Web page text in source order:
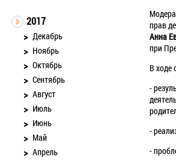
2017
Декабрь
Ноябрь
Октябрь
Сентябрь
Август
Июль
Июнь
Май
Апрель
прав
Анна
при
В ходе
-
-
-